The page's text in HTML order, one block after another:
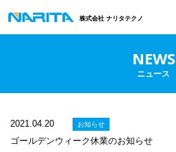
株式会社 ナリタテクノ
NEWS
ニュース
2021.04.20 お知らせ
ゴールデンウィーク休業のお知らせ